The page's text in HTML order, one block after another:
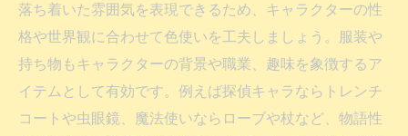
落ち着いた雰囲気を表現できるため、キャラクターの性
格や世界観に合わせて色使いを工夫しましょう。服装や
持ち物もキャラクターの背景や職業、趣味を象徴するア
イテムとして有効です。例えば探偵キャラならトレンチ
コートや虫眼鏡、魔法使いならローブや杖など、物語性